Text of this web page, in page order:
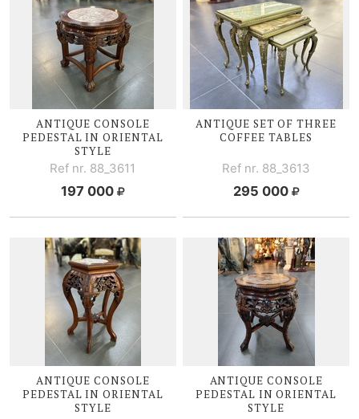
ANTIQUE CONSOLE
PEDESTAL IN ORIENTAL
STYLE
Ref nr. 88_3611
197 000
ANTIQUE SET OF THREE
COFFEE TABLES
Ref nr. 88_3613
295 000
ANTIQUE CONSOLE
PEDESTAL IN ORIENTAL
STYLE
ANTIQUE CONSOLE
PEDESTAL IN ORIENTAL
STYLE